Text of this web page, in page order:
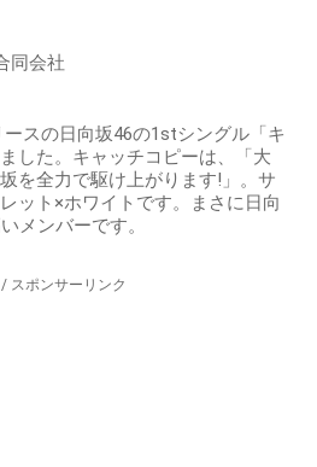
同会社
スの日向坂46の1stシングル「キ
した。キャッチコピーは、「大
を全力で駆け上がります!」。サ
ット×ホワイトです。まさに日向
メンバーです。
スポンサーリンク